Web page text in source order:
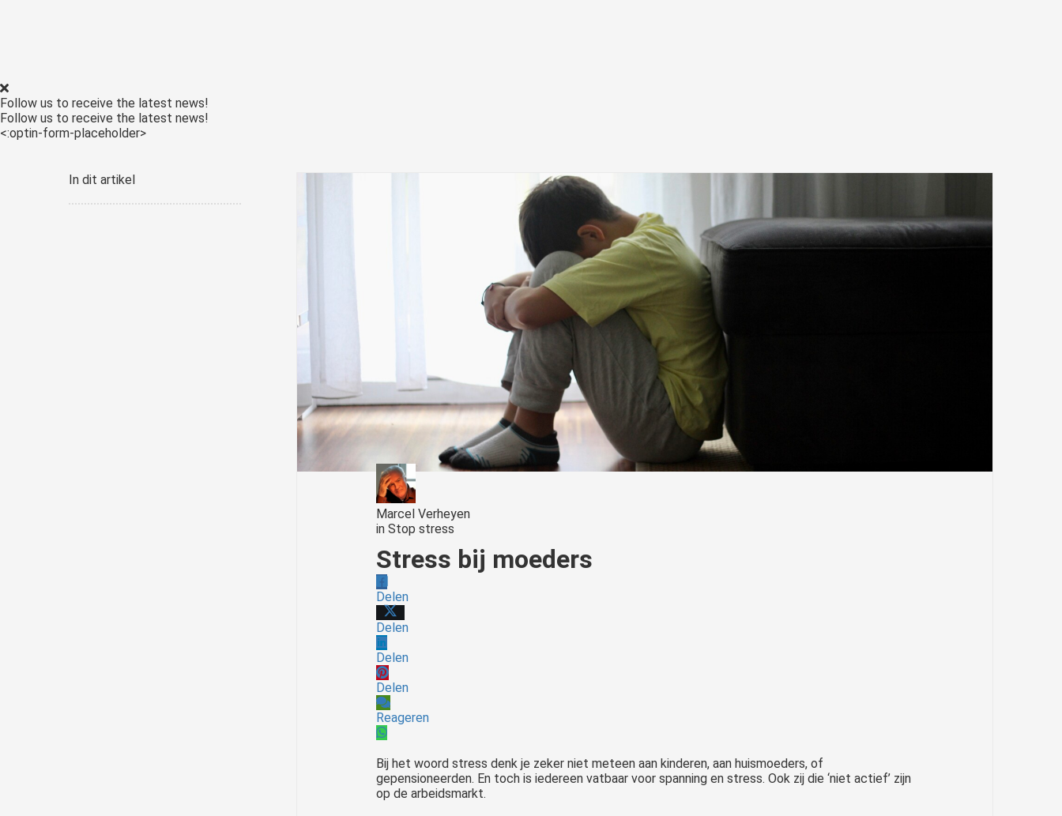
Follow us to receive the latest news!
Follow us to receive the latest news!
<:optin-form-placeholder>
In dit artikel
Marcel Verheyen
in Stop stress
Stress bij moeders
Delen
Delen
Delen
Delen
Reageren
Bij het woord stress denk je zeker niet meteen aan kinderen, aan huismoeders, of
gepensioneerden. En toch is iedereen vatbaar voor spanning en stress. Ook zij die ‘niet actief’ zijn
op de arbeidsmarkt.